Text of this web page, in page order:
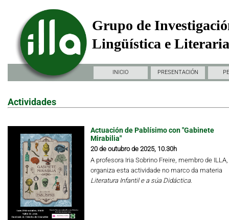
Grupo de
Lingüística e
INICIO PRESENTACIÓN
Actividades
Actuación de Pablísimo con "Gabinete
Mirabilia"
20 de outubro de 2025, 10.30h
A profesora Iria Sobrino Freire, membro de ILLA,
organiza esta actividade no marco da materia
Literatura Infantil e a súa Didáctica.